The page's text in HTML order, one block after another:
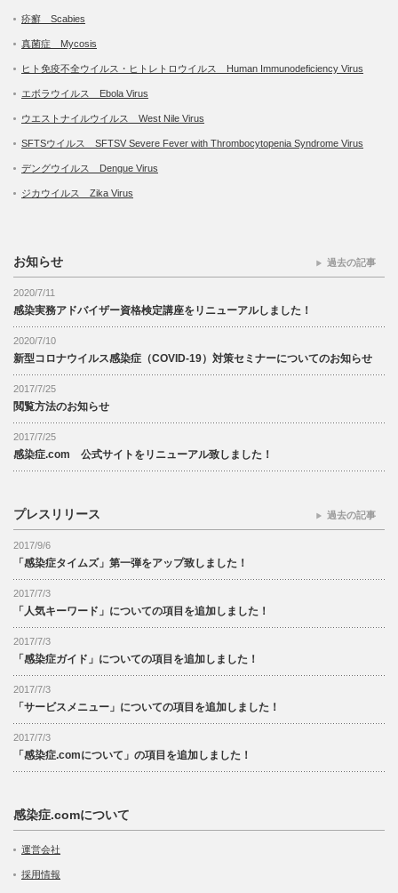
疥癬 Scabies
真菌症 Mycosis
ヒト免疫不全ウイルス・ヒトレトロウイルス Human Immunodeficiency Virus
エボラウイルス Ebola Virus
ウエストナイルウイルス West Nile Virus
SFTSウイルス SFTSV Severe Fever with Thrombocytopenia Syndrome Virus
デングウイルス Dengue Virus
ジカウイルス Zika Virus
お知らせ
2020/7/11
感染実務アドバイザー資格検定講座をリニューアルしました！
2020/7/10
新型コロナウイルス感染症（COVID-19）対策セミナーについてのお知らせ
2017/7/25
閲覧方法のお知らせ
2017/7/25
感染症.com 公式サイトをリニューアル致しました！
過去の記事
プレスリリース
2017/9/6
「感染症タイムズ」第一弾をアップ致しました！
2017/7/3
「人気キーワード」についての項目を追加しました！
2017/7/3
「感染症ガイド」についての項目を追加しました！
2017/7/3
「サービスメニュー」についての項目を追加しました！
2017/7/3
「感染症.comについて」の項目を追加しました！
過去の記事
感染症.comについて
運営会社
採用情報